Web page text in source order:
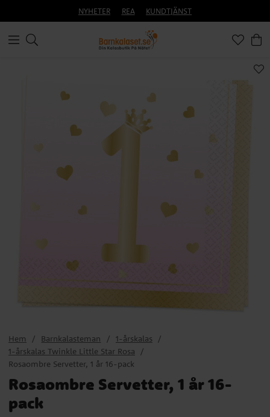
NYHETER REA KUNDTJÄNST
Hem Barnkalasteman
1-årskalas
1-årskalas Twinkle Little Star Rosa
Rosaombre Servetter, 1 år 16-pack
Rosaombre Servetter, 1 år 16-
pack